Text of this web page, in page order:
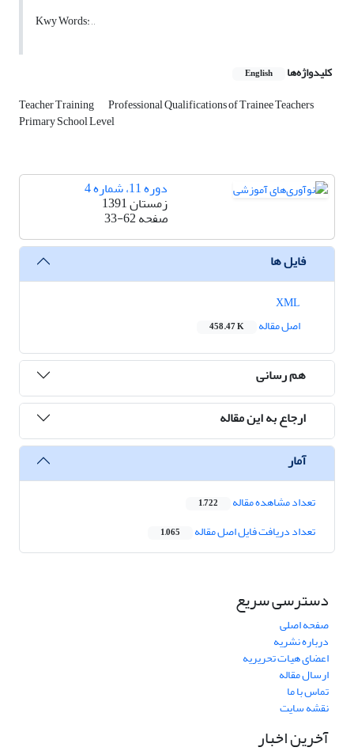
Kwy Words: , ,
کلیدواژه‌ها English
Teacher Training Professional Qualifications of Trainee Teachers
Primary School Level
دوره 11، شماره 4
زمستان 1391
صفحه33-62
فایل ها
اصل مقاله
458.47 K
هم رسانی
ارجاع به این مقاله
آمار
تعداد مشاهده مقاله 1,722
تعداد دریافت فایل اصل مقاله 1,065
دسترسی سریع
صفحه اصلی
درباره نشریه
اعضای هیات تحریریه
ارسال مقاله
تماس با ما
نقشه سایت
آخرین اخبار